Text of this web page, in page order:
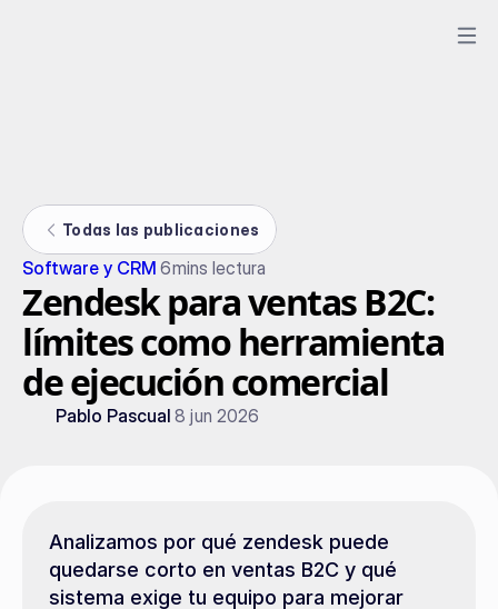
Todas las publicaciones
Software y CRM 6mins lectura
Zendesk para ventas B2C:
límites como herramienta
de ejecución comercial
Pablo Pascual 8 jun 2026
Analizamos por qué zendesk puede
quedarse corto en ventas B2C y qué
sistema exige tu equipo para mejorar